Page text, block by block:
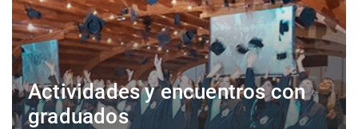
Actividades y encuentros con
graduados